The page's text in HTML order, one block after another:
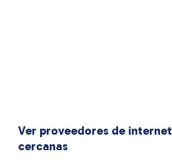
Ver proveedores de
cercanas